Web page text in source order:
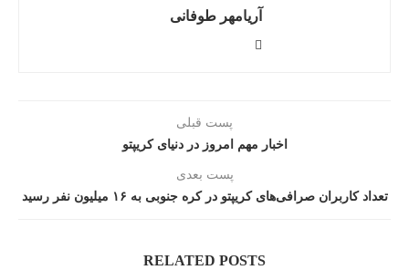
آریامهر طوفانی
پست قبلی
اخبار مهم امروز در دنیای کریپتو
پست بعدی
تعداد کاربران صرافی‌های کریپتو در کره جنوبی به ۱۶ میلیون نفر رسید
RELATED POSTS